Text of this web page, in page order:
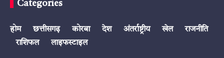
Categories
होम छत्तीसगढ़ कोरबा देश अंतर्राष्ट्रीय खेल
राजनीति
राशिफल
लाइफस्टाइल